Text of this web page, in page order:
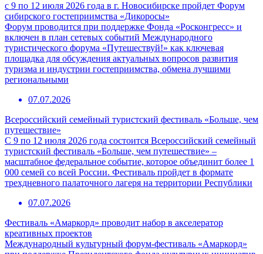
с 9 по 12 июля 2026 года в г. Новосибирске пройдет Форум
сибирского гостеприимства «Дикоросы»
Форум проводится при поддержке Фонда «Росконгресс» и
включен в план сетевых событий Международного
туристического форума «Путешествуй!» как ключевая
площадка для обсуждения актуальных вопросов развития
туризма и индустрии гостеприимства, обмена лучшими
региональными
07.07.2026
Всероссийский семейный туристский фестиваль «Больше, чем
путешествие»
С 9 по 12 июля 2026 года состоится Всероссийский семейный
туристский фестиваль «Больше, чем путешествие» –
масштабное федеральное событие, которое объединит более 1
000 семей со всей России. Фестиваль пройдет в формате
трехдневного палаточного лагеря на территории Республики
07.07.2026
Фестиваль «Амаркорд» проводит набор в акселератор
креативных проектов
Международный культурный форум-фестиваль «Амаркорд»